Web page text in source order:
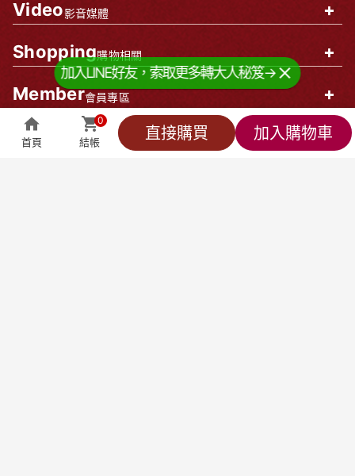
首頁 結帳
0
直接購買 加入購物車
加入LINE好友，索取更多轉大人秘笈→
Video影音媒體 +
Shopping購物相關 +
Member會員專區 +
企業資訊
全部商品 萬能客服 貼心小編 會員專區
0
結帳